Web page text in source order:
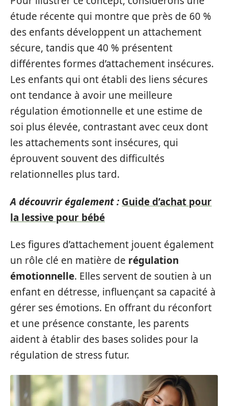
étude récente qui montre que près de 60 %
des enfants développent un attachement
sécure, tandis que 40 % présentent
différentes formes d’attachement insécures.
Les enfants qui ont établi des liens sécures
ont tendance à avoir une meilleure
régulation émotionnelle et une estime de
soi plus élevée, contrastant avec ceux dont
les attachements sont insécures, qui
éprouvent souvent des difficultés
relationnelles plus tard.
A découvrir également : Guide d’achat pour
la lessive pour bébé
Les figures d’attachement jouent également
un rôle clé en matière de régulation
émotionnelle. Elles servent de soutien à un
enfant en détresse, influençant sa capacité à
gérer ses émotions. En offrant du réconfort
et une présence constante, les parents
aident à établir des bases solides pour la
régulation de stress futur.